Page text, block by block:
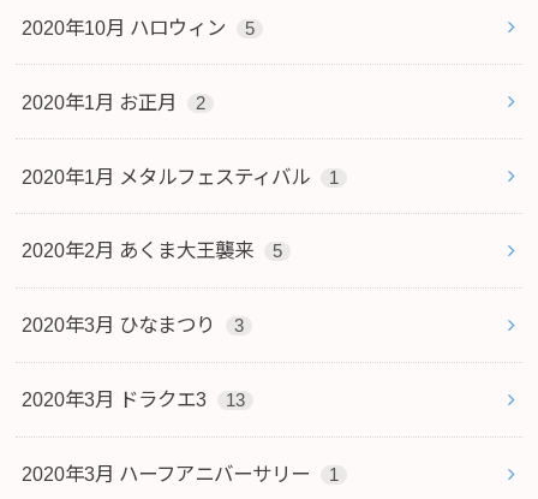
2020年10月 ハロウィン 5
2020年1月 お正月 2
2020年1月 メタルフェスティバル 1
2020年2月 あくま大王襲来 5
2020年3月 ひなまつり 3
2020年3月 ドラクエ3 13
2020年3月 ハーフアニバーサリー 1